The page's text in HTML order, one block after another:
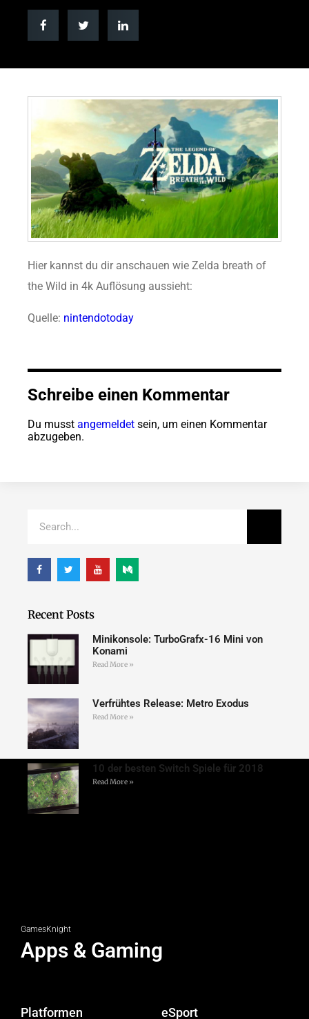
Hier kannst du dir anschauen wie Zelda breath of
the Wild in 4k Auflösung aussieht:
Quelle: nintendotoday
Schreibe einen Kommentar
Du musst angemeldet sein, um einen Kommentar
abzugeben.
Recent Posts
Minikonsole: TurboGrafx-16 Mini von
Konami
Read More »
Verfrühtes Release: Metro Exodus
Read More »
10 der besten Switch Spiele für 2018
Read More »
GamesKnight
Apps & Gaming
Platformen eSport